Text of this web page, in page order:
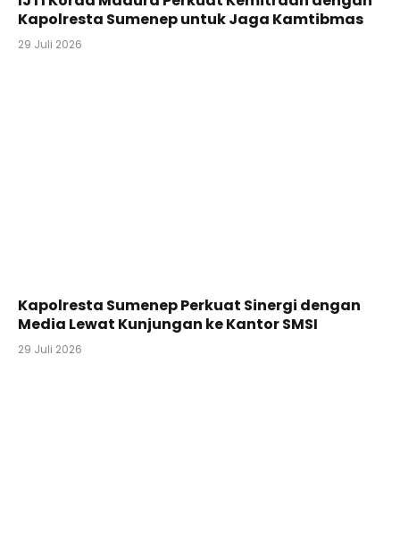
Kapolresta Sumenep untuk Jaga Kamtibmas
29 Juli 2026
Kapolresta Sumenep Perkuat Sinergi dengan
Media Lewat Kunjungan ke Kantor SMSI
29 Juli 2026